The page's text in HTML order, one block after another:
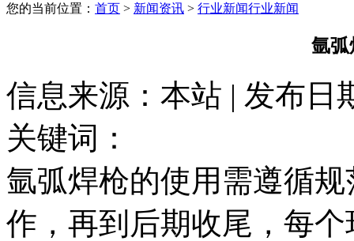
您的当前位置： 首页 > 新闻资讯 > 行业新闻行业新闻
氩弧
信息来源：本站 | 发布日
关键词：
氩弧焊枪的使用需遵循
作，再到后期收尾，每